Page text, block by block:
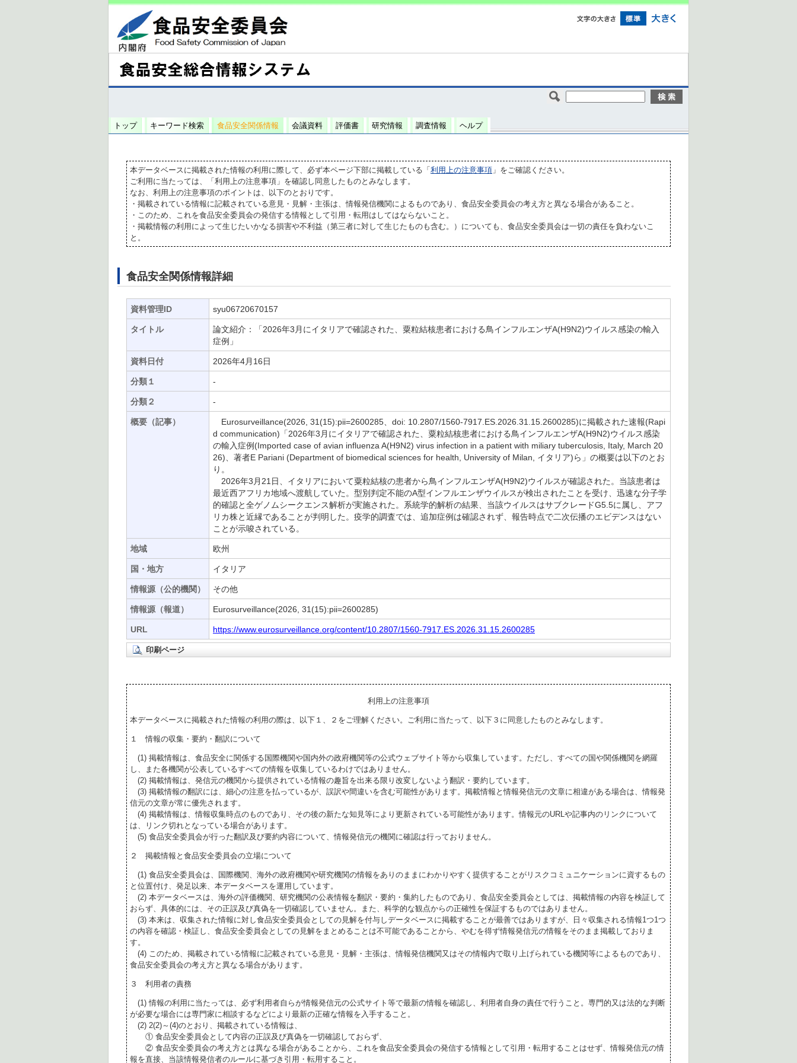
トップ キーワード検索 食品安全関係情報 会議資料 評価書 研究情報 調査情報 ヘルプ
本データベースに掲載された情報の利用に際して、必ず本ページ下部に掲載している「 利用上の注意事項 」をご確認ください。
ご利用に当たっては、「利用上の注意事項」を確認し同意したものとみなします。
なお、利用上の注意事項のポイントは、以下のとおりです。
・掲載されている情報に記載されている意見・見解・主張は、情報発信機関によるものであり、食品安全委員会の考え方と異なる場合があること。
・このため、これを食品安全委員会の発信する情報として引用・転用はしてはならないこと。
・掲載情報の利用によって生じたいかなる損害や不利益（第三者に対して生じたものも含む。）についても、食品安全委員会は一切の責任を負わないこ
と。
食品安全関係情報詳細
資料管理ID syu06720670157
タイトル
論文紹介：「2026年3月にイタリアで確認された、粟粒結核患者における鳥インフルエンザA(H9N2)ウイルス感染の輸入
症例」
資料日付 2026年4月16日
分類１ -
分類２ -
概要（記事）
Eurosurveillance(2026, 31(15):pii=2600285、doi: 10.2807/1560-7917.ES.2026.31.15.2600285)に掲載された速報(Rapi
d communication)「2026年3月にイタリアで確認された、粟粒結核患者における鳥インフルエンザA(H9N2)ウイルス感染
の輸入症例(Imported case of avian influenza A(H9N2) virus infection in a patient with miliary tuberculosis, Italy, March 20
26)、著者E Pariani (Department of biomedical sciences for health, University of Milan, イタリア)ら」の概要は以下のとお
り。
2026年3月21日、イタリアにおいて粟粒結核の患者から鳥インフルエンザA(H9N2)ウイルスが確認された。当該患者は
最近西アフリカ地域へ渡航していた。型別判定不能のA型インフルエンザウイルスが検出されたことを受け、迅速な分子学
的確認と全ゲノムシークエンス解析が実施された。系統学的解析の結果、当該ウイルスはサブクレードG5.5に属し、アフ
リカ株と近縁であることが判明した。疫学的調査では、追加症例は確認されず、報告時点で二次伝播のエビデンスはない
ことが示唆されている。
地域 欧州
国・地方 イタリア
情報源（公的機関） その他
情報源（報道） Eurosurveillance(2026, 31(15):pii=2600285)
URL https://www.eurosurveillance.org/content/10.2807/1560-7917.ES.2026.31.15.2600285
印刷ページ
利用上の注意事項
本データベースに掲載された情報の利用の際は、以下１、２をご理解ください。ご利用に当たって、以下３に同意したものとみなします。
１ 情報の収集・要約・翻訳について
(1) 掲載情報は、食品安全に関係する国際機関や国内外の政府機関等の公式ウェブサイト等から収集しています。ただし、すべての国や関係機関を網羅
し、また各機関が公表しているすべての情報を収集しているわけではありません。
(2) 掲載情報は、発信元の機関から提供されている情報の趣旨を出来る限り改変しないよう翻訳・要約しています。
(3) 掲載情報の翻訳には、細心の注意を払っているが、誤訳や間違いを含む可能性があります。掲載情報と情報発信元の文章に相違がある場合は、情報発
信元の文章が常に優先されます。
(4) 掲載情報は、情報収集時点のものであり、その後の新たな知見等により更新されている可能性があります。情報元のURLや記事内のリンクについて
は、リンク切れとなっている場合があります。
(5) 食品安全委員会が行った翻訳及び要約内容について、情報発信元の機関に確認は行っておりません。
２ 掲載情報と食品安全委員会の立場について
(1) 食品安全委員会は、国際機関、海外の政府機関や研究機関の情報をありのままにわかりやすく提供することがリスクコミュニケーションに資するもの
と位置付け、発足以来、本データベースを運用しています。
(2) 本データベースは、海外の評価機関、研究機関の公表情報を翻訳・要約・集約したものであり、食品安全委員会としては、掲載情報の内容を検証して
おらず、具体的には、その正誤及び真偽を一切確認していません。また、科学的な観点からの正確性を保証するものではありません。
(3) 本来は、収集された情報に対し食品安全委員会としての見解を付与しデータベースに掲載することが最善ではありますが、日々収集される情報1つ1つ
の内容を確認・検証し、食品安全委員会としての見解をまとめることは不可能であることから、やむを得ず情報発信元の情報をそのまま掲載しておりま
す。
(4) このため、掲載されている情報に記載されている意見・見解・主張は、情報発信機関又はその情報内で取り上げられている機関等によるものであり、
食品安全委員会の考え方と異なる場合があります。
３ 利用者の責務
(1) 情報の利用に当たっては、必ず利用者自らが情報発信元の公式サイト等で最新の情報を確認し、利用者自身の責任で行うこと。専門的又は法的な判断
が必要な場合には専門家に相談するなどにより最新の正確な情報を入手すること。
(2) 2(2)～(4)のとおり、掲載されている情報は、
① 食品安全委員会として内容の正誤及び真偽を一切確認しておらず、
② 食品安全委員会の考え方とは異なる場合があることから、これを食品安全委員会の発信する情報として引用・転用することはせず、情報発信元の情
報を直接、当該情報発信者のルールに基づき引用・転用すること。